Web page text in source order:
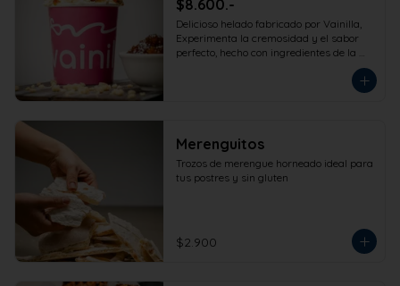
$8.600.-
Delicioso helado fabricado por Vainilla,
Experimenta la cremosidad y el sabor
perfecto, hecho con ingredientes de la
más alta calidad para que disfrutes en
Merenguitos
Trozos de merengue horneado ideal para
tus postres y sin gluten
$2.900